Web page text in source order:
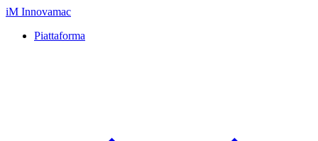
iM Innovamac
Piattaforma